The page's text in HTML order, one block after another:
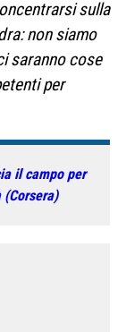
sulla
non siamo
saranno cose
per
il campo per
(Corsera)